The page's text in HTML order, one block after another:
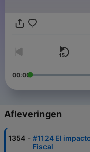
el primer podcast
Puerto Rico, Nueva
00:00
Afleveringen
1354 - #1124 El
Fiscal